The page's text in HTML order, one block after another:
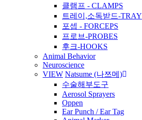
클램프 - CLAMPS
트레이,소독받드-TRAY
포셉 - FORCEPS
프로브-PROBES
후크-HOOKS
Animal Behavior
Neuroscience
VIEW Natsume (나쯔메)
수술해부도구
Aerosol Sprayers
Oppen
Ear Punch / Ear Tag